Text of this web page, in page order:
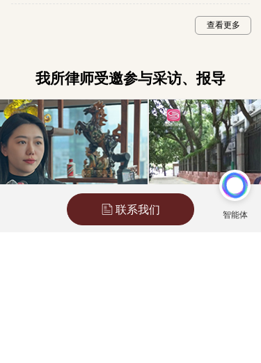
查看更多
我所律师受邀参与采访、报导
联系我们